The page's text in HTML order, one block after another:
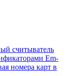
считыватель
Em-
номера карт в